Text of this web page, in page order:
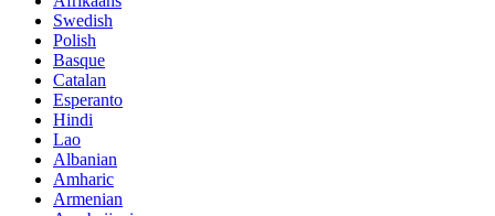
Swedish
Polish
Basque
Catalan
Esperanto
Hindi
Lao
Albanian
Amharic
Armenian